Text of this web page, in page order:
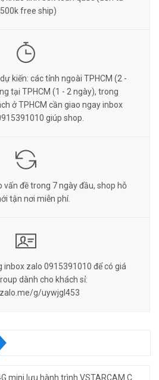
free ship)
kiến: các tỉnh ngoài TPHCM (2 -
tại TPHCM (1 - 2 ngày), trong
ở TPHCM cần giao ngay inbox
giúp shop.
vấn đề trong 7 ngày đầu, shop hỗ
tận nơi miễn phí.
inbox zalo 0915391010 để có giá
dành cho khách sỉ:
g/uywjgl453